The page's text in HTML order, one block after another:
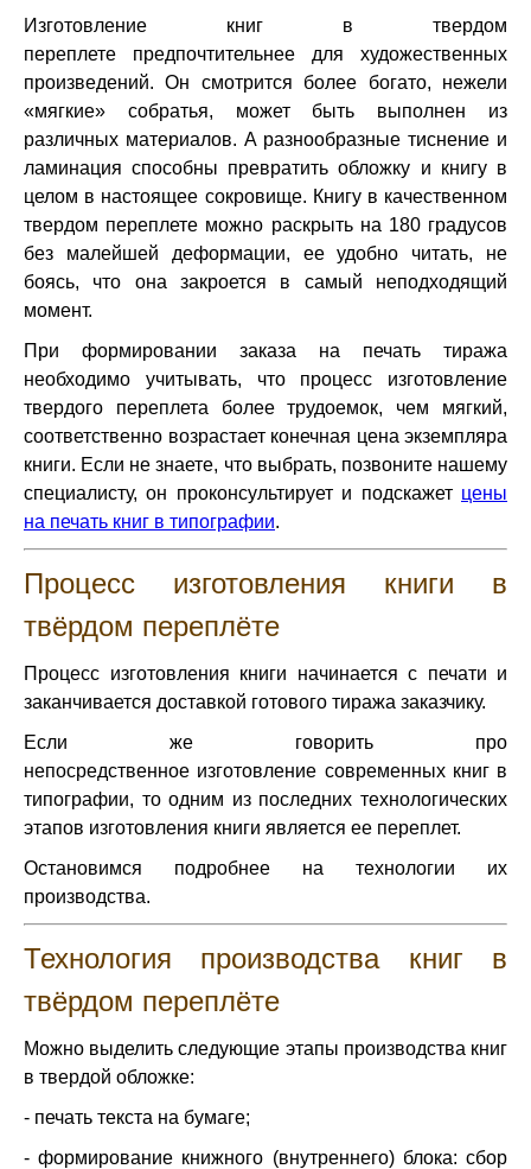
Изготовление книг в твердом
переплете предпочтительнее для художественных
произведений. Он смотрится более богато, нежели
«мягкие» собратья, может быть выполнен из
различных материалов. А разнообразные тиснение и
ламинация способны превратить обложку и книгу в
целом в настоящее сокровище. Книгу в качественном
твердом переплете можно раскрыть на 180 градусов
без малейшей деформации, ее удобно читать, не
боясь, что она закроется в самый неподходящий
момент.
При формировании заказа на печать тиража
необходимо учитывать, что процесс изготовление
твердого переплета более трудоемок, чем мягкий,
соответственно возрастает конечная цена экземпляра
книги. Если не знаете, что выбрать, позвоните нашему
специалисту, он проконсультирует и подскажет цены
на печать книг в типографии.
Процесс изготовления книги в
твёрдом переплёте
Процесс изготовления книги начинается с печати и
заканчивается доставкой готового тиража заказчику.
Если же говорить про
непосредственное изготовление современных книг в
типографии, то одним из последних технологических
этапов изготовления книги является ее переплет.
Остановимся подробнее на технологии их
производства.
Технология производства книг в
твёрдом переплёте
Можно выделить следующие этапы производства книг
в твердой обложке:
- печать текста на бумаге;
- формирование книжного (внутреннего) блока: сбор